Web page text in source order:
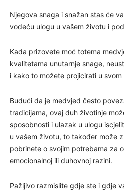
Njegova snaga i snažan stas će
vodeću ulogu u vašem životu i
Kada prizovete moć totema
kvalitetama unutarnje snage,
i kako to možete projicirati u svom
Budući da je medvjed često
tradicijama, ovaj duh životinje
sposobnosti i ulazak u ulogu
u vašem životu, to također može
pobrinete o svojim potrebama za
emocionalnoj ili duhovnoj razini.
Pažljivo razmislite gdje ste i gdje